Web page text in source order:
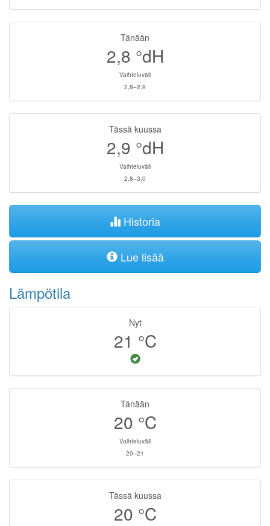
Tänään
2,8 °dH
Vaihteluväli
2,8–2,9
Tässä kuussa
2,9 °dH
Vaihteluväli
2,8–3,0
Historia
Lue lisää
Lämpötila
Nyt
21 °C
Tänään
20 °C
Vaihteluväli
20–21
Tässä kuussa
20 °C